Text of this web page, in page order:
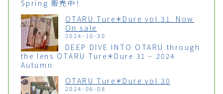
Spring 販売中！
OTARU Ture＊Dure vol.31. Now
On sale
2024-10-30
DEEP DIVE INTO OTARU through
the lens OTARU Ture＊Dure 31 – 2024
Autumn
OTARU Ture＊Dure vol.30
2024-06-08